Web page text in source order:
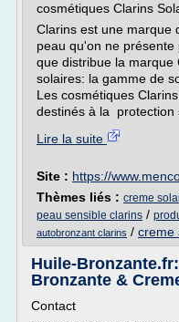
cosmétiques Clarins
Clarins est une marque
peau qu'on ne
que distribue la marque
solaires: la gamme de
Les cosmétiques
destinés à la protection
Lire la suite
Site : https://
Thèmes liés : creme
peau sensible clarins /
autobronzant clarins / creme
Huile-
Bronzante &
Contact